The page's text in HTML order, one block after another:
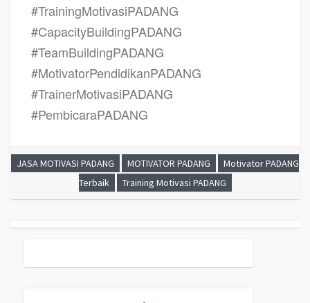
#TrainingMotivasiPADANG
#CapacityBuildingPADANG
#TeamBuildingPADANG
#MotivatorPendidikanPADANG
#TrainerMotivasiPADANG
#PembicaraPADANG
JASA MOTIVASI PADANG MOTIVATOR PADANG
Motivator PADANG
Terbaik
Training Motivasi PADANG